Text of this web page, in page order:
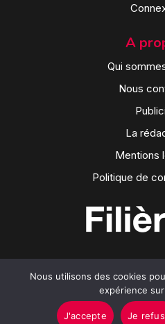
A
Qui
Nous
La
Mentions
Politique de
Nous utilisons des cookies
expérience
J'accepte Je